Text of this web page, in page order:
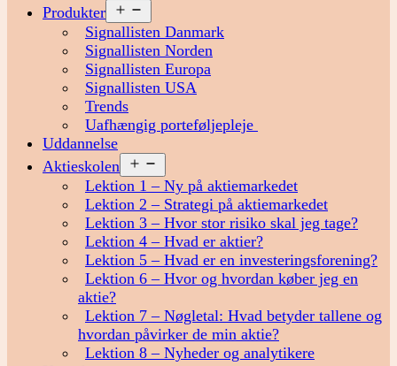
Produkter
menu
Signallisten Danmark
Signallisten Norden
Signallisten Europa
Signallisten USA
Trends
Uafhængig porteføljepleje
Uddannelse
Aktieskolen
menu
Lektion 1 – Ny på aktiemarkedet
Lektion 2 – Strategi på aktiemarkedet
Lektion 3 – Hvor stor risiko skal jeg tage?
Lektion 4 – Hvad er aktier?
Lektion 5 – Hvad er en investeringsforening?
Lektion 6 – Hvor og hvordan køber jeg en
aktie?
Lektion 7 – Nøgletal: Hvad betyder tallene og
hvordan påvirker de min aktie?
Lektion 8 – Nyheder og analytikere